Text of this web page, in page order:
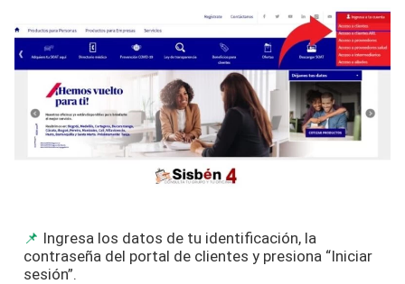
Ingresa los datos de tu identificación, la
contraseña del portal de clientes y presiona “Iniciar
sesión”.